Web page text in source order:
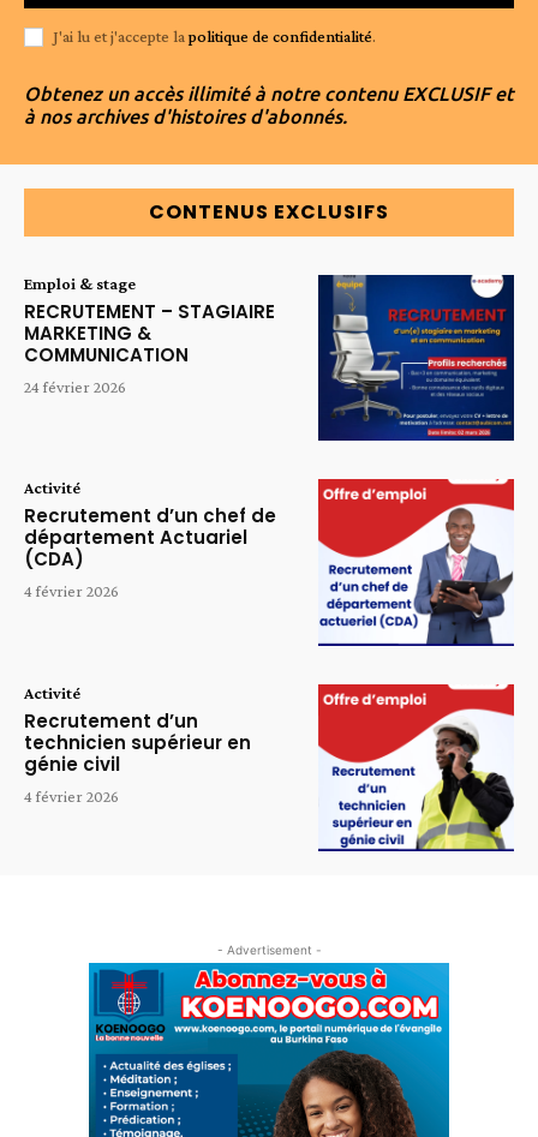
J'ai lu et j'accepte lapolitique de confidentialité.
Obtenez un accès illimité à notre contenu EXCLUSIF et
à nos archives d'histoires d'abonnés.
CONTENUS EXCLUSIFS
Emploi & stage
RECRUTEMENT – STAGIAIRE
MARKETING &
COMMUNICATION
24 février 2026
Activité
Recrutement d’un chef de
département Actuariel
(CDA)
4 février 2026
Activité
Recrutement d’un
technicien supérieur en
génie civil
4 février 2026
- Advertisement -